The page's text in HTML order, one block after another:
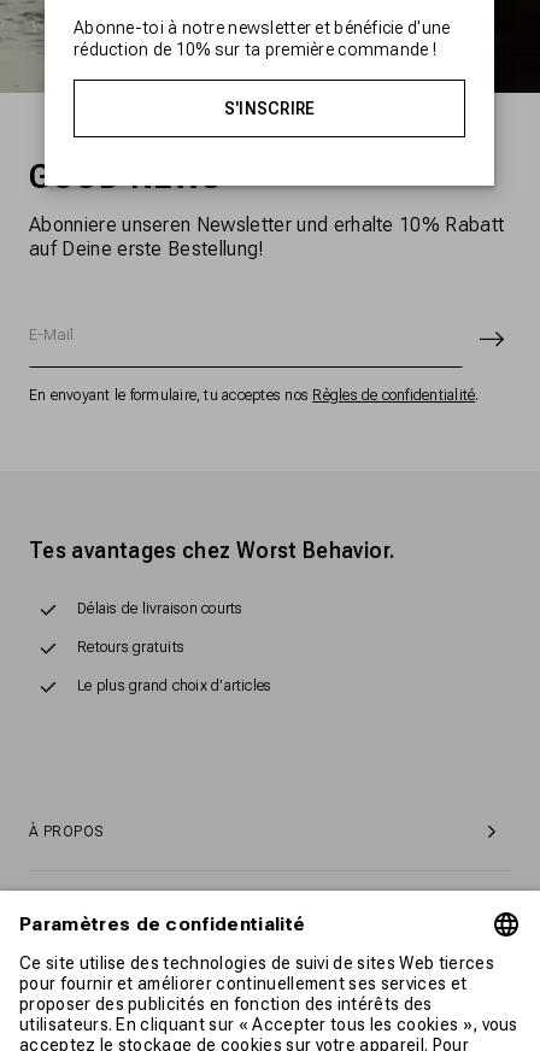
GOOD NEWS
Abonniere unseren Newsletter und erhalte 10% Rabatt
auf Deine erste Bestellung!
E-Mail
En envoyant le formulaire, tu acceptes nos Règles de confidentialité.
Tes avantages chez Worst Behavior.
Délais de livraison courts
Retours gratuits
Le plus grand choix d’articles
À PROPOS
CONTACT
Abonne-toi à notre newsletter et bénéficie d'une
réduction de 10% sur ta première commande !
S'INSCRIRE